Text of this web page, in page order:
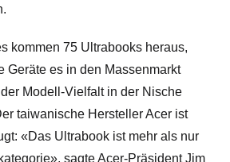
kommen 75 Ultrabooks heraus,
Geräte es in den Massenmarkt
Modell-Vielfalt in der Nische
taiwanische Hersteller Acer ist
«Das Ultrabook ist mehr als nur
sagte Acer-Präsident Jim